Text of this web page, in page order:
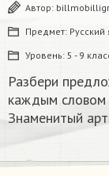
Автор:
Предмет: Русский
Уровень: 5 - 9
Разбери
каждым словом
Знаменитый